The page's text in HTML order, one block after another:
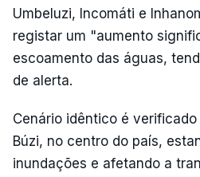
Umbeluzi, Incomáti e
registar um "aumento
escoamento das águas,
de alerta.
Cenário idêntico é
Búzi, no centro do país,
inundações e afetando a